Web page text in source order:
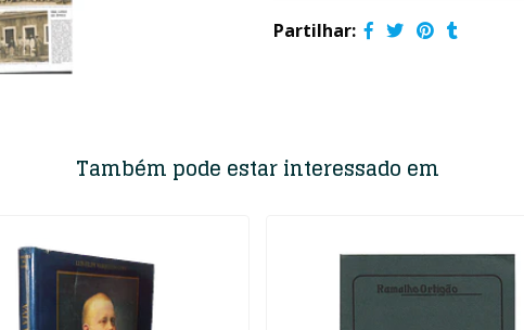
Partilhar:
Também pode estar interessado em